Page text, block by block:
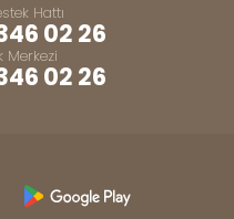
Hattı
02 26
Merkezi
02 26